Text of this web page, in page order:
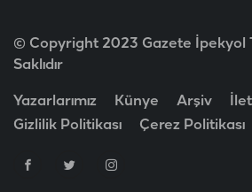
© Copyright 2023 Gazete İpekyol
Saklıdır
Yazarlarımız Künye Arşiv
Gizlilik Politikası
Çerez Politikası